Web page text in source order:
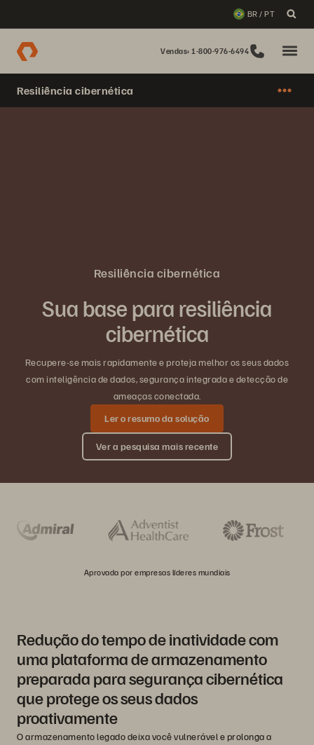
BR / PT
Vendas: 1-800-976-6494
Resiliência cibernética
Resiliência cibernética
Sua base para resiliência
cibernética
Recupere-se mais rapidamente e proteja melhor os seus dados
com inteligência de dados, segurança integrada e detecção de
ameaças conectada.
Ler o resumo da solução
Ver a pesquisa mais recente
Aprovada por empresas líderes mundiais
Redução do tempo de inatividade com
uma plataforma de armazenamento
preparada para segurança cibernética
que protege os seus dados
proativamente
O armazenamento legado deixa você vulnerável e prolonga a